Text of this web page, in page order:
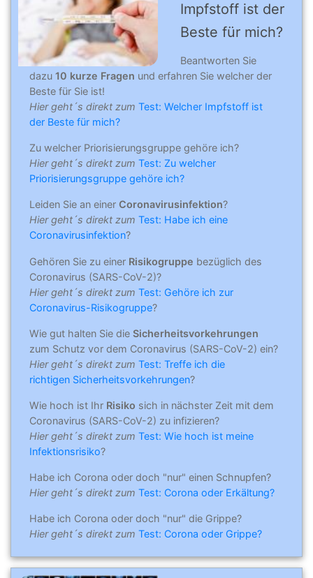
Impfstoff ist der
Beste für mich?
Beantworten Sie
dazu 10 kurze Fragen und erfahren Sie welcher der
Beste für Sie ist!
Hier geht´s direkt zum Test: Welcher Impfstoff ist
der Beste für mich?
Zu welcher Priorisierungsgruppe gehöre ich?
Hier geht´s direkt zum Test: Zu welcher
Priorisierungsgruppe gehöre ich?
Leiden Sie an einer Coronavirusinfektion?
Hier geht´s direkt zum Test: Habe ich eine
Coronavirusinfektion?
Gehören Sie zu einer Risikogruppe bezüglich des
Coronavirus (SARS-CoV-2)?
Hier geht´s direkt zum Test: Gehöre ich zur
Coronavirus-Risikogruppe?
Wie gut halten Sie die Sicherheitsvorkehrungen
zum Schutz vor dem Coronavirus (SARS-CoV-2) ein?
Hier geht´s direkt zum Test: Treffe ich die
richtigen Sicherheitsvorkehrungen?
Wie hoch ist Ihr Risiko sich in nächster Zeit mit dem
Coronavirus (SARS-CoV-2) zu infizieren?
Hier geht´s direkt zum Test: Wie hoch ist meine
Infektionsrisiko?
Habe ich Corona oder doch "nur" einen Schnupfen?
Hier geht´s direkt zum Test: Corona oder Erkältung?
Habe ich Corona oder doch "nur" die Grippe?
Hier geht´s direkt zum Test: Corona oder Grippe?